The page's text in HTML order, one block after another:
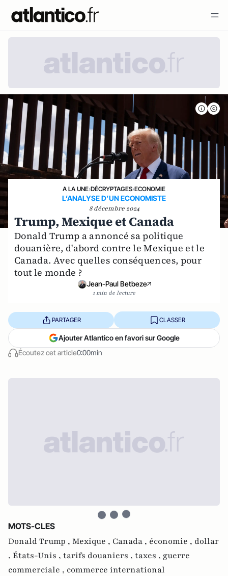
A LA UNE›DÉCRYPTAGES›ECONOMIE
L’ANALYSE D’UN ECONOMISTE
8 décembre 2024
Trump, Mexique et Canada
Donald Trump a annoncé sa politique
douanière, d'abord contre le Mexique et le
Canada. Avec quelles conséquences, pour
tout le monde ?
Jean-Paul Betbeze
1 min de lecture
Écoutez cet article0:00min
PARTAGER CLASSER
Ajouter Atlantico en favori sur Google
MOTS-CLES
Donald Trump , Mexique , Canada , économie , dollar
, États-Unis , tarifs douaniers , taxes , guerre
commerciale , commerce international